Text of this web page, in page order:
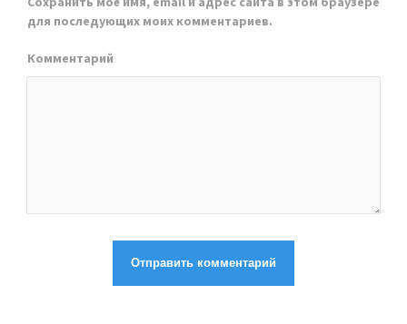
для последующих моих комментариев.
Комментарий